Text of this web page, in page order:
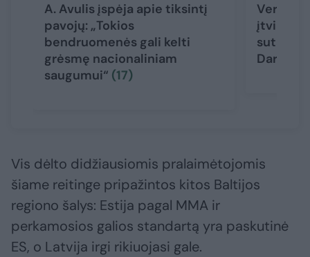
A. Avulis įspėja apie tiksintį
pavojų: „Tokios
bendruomenės gali kelti
grėsmę nacionaliniam
saugumui“ (17)
Verslas
Darbo
Vis dėlto didžiausiomis pralaimėtojomis
šiame reitinge pripažintos kitos Baltijos
regiono šalys: Estija pagal MMA ir
perkamosios galios standartą yra paskutinė
ES, o Latvija irgi rikiuojasi gale.